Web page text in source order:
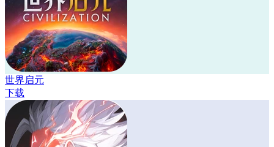
世界启元
下载